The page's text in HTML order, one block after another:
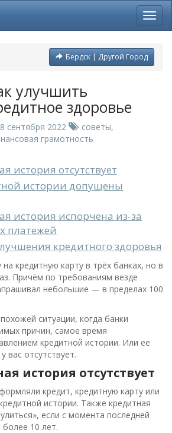
Бердск | Другой Город
улучшить
здоровье
8 сентября 2022 советы,
грамотность
история отсутствует
истории допущены
история испорчена из-за
платежей
кредитного здоровья
кредитную карту в трёх банках, но в
Причём по требованиям везде
небольшие — в пределах 100
ситуации, когда банки
причин, самое время
кредитной истории. Или ее
вас отсутствует.
история отсутствует
кредит, кредитную карту или
истории. Также кредитная
если с момента последней
10 лет.